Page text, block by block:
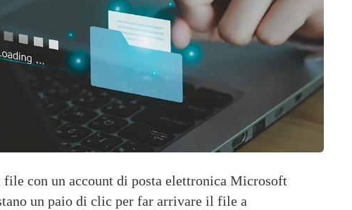
con un account di posta elettronica Microsoft
un paio di clic per far arrivare il file a